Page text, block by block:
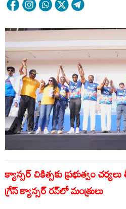
క్యాన్సర్ చికిత్సకు ప్రభుత్వం చర్యలు
గ్రేస్ క్యాన్సర్ రన్‌లో మంత్రులు